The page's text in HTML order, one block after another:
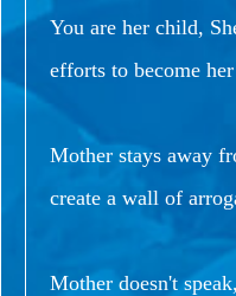
You are her child,
efforts to become
Mother stays away
create a wall of
Mother doesn't